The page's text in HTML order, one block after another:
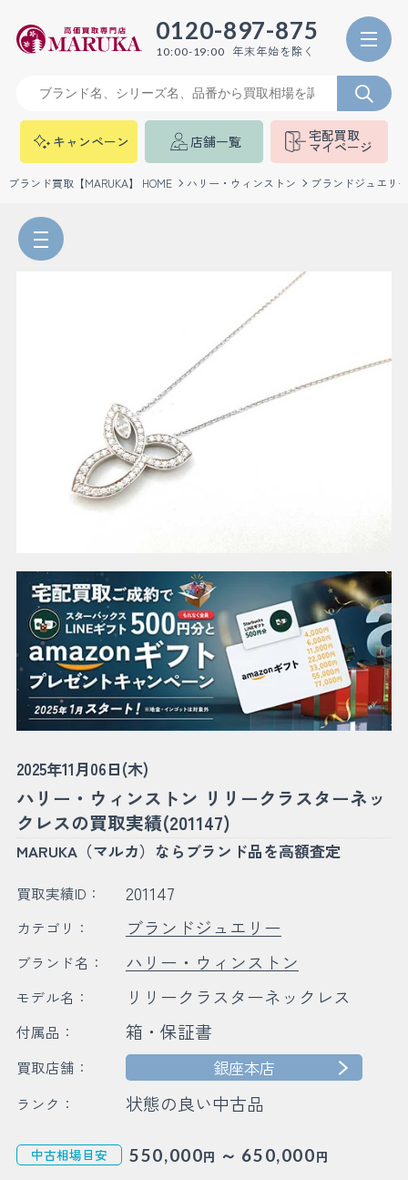
0120-897-875
10:00-19:00 年末年始を除く
キャンペーン 店舗一覧 宅配買取
マイページ
ブランド買取【MARUKA】 HOME ハリー・ウィンストン ブランドジュエリー
2025年11月06日(木)
ハリー・ウィンストン リリークラスターネッ
クレスの買取実績(201147)
MARUKA（マルカ）ならブランド品を高額査定
買取実績ID： 201147
カテゴリ： ブランドジュエリー
ブランド名： ハリー・ウィンストン
モデル名： リリークラスターネックレス
付属品： 箱・保証書
買取店舗： 銀座本店
ランク： 状態の良い中古品
中古相場目安 550,000円 ～ 650,000円